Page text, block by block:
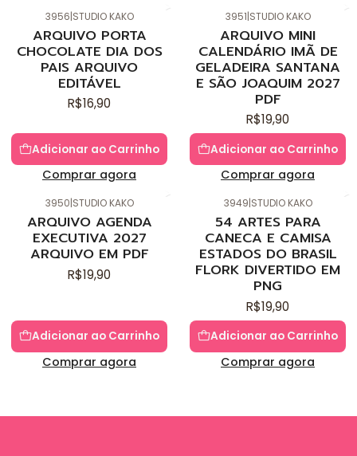
3956|STUDIO KAKO
ARQUIVO PORTA
CHOCOLATE DIA DOS
PAIS ARQUIVO
EDITÁVEL
R$16,90
Adicionar ao Carrinho
Comprar agora
3951|STUDIO KAKO
ARQUIVO MINI
CALENDÁRIO IMÃ DE
GELADEIRA SANTANA
E SÃO JOAQUIM 2027
PDF
R$19,90
Adicionar ao Carrinho
Comprar agora
3950|STUDIO KAKO
ARQUIVO AGENDA
EXECUTIVA 2027
ARQUIVO EM PDF
R$19,90
Adicionar ao Carrinho
Comprar agora
3949|STUDIO KAKO
54 ARTES PARA
CANECA E CAMISA
ESTADOS DO BRASIL
FLORK DIVERTIDO EM
PNG
R$19,90
Adicionar ao Carrinho
Comprar agora